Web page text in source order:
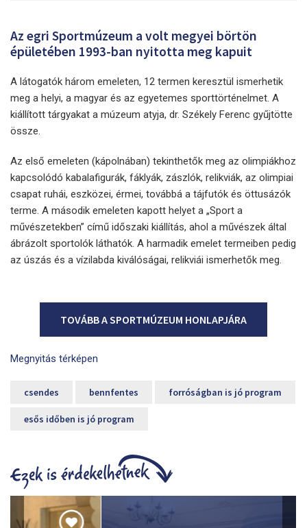
Az egri Sportmúzeum a volt megyei börtön
épületében 1993-ban nyitotta meg kapuit
A látogatók három emeleten, 12 termen keresztül ismerhetik
meg a helyi, a magyar és az egyetemes sporttörténelmet. A
kiállított tárgyakat a múzeum atyja, dr. Székely Ferenc gyűjtötte
össze.
Az első emeleten (kápolnában) tekinthetők meg az olimpiákhoz
kapcsolódó kabalafigurák, fáklyák, zászlók, relikviák, az olimpiai
csapat ruhái, eszközei, érmei, továbbá a tájfutók és öttusázók
terme. A második emeleten kapott helyet a „Sport a
művészetekben” című időszaki kiállítás, ahol a művészek által
ábrázolt sportolók láthatók. A harmadik emelet termeiben pedig
az úszás és a vízilabda kiválóságai, relikviái ismerhetők meg.
TOVÁBB A SPORTMÚZEUM HONLAPJÁRA
Megnyitás térképen
csendes bennfentes forróságban is jó program
esős időben is jó program